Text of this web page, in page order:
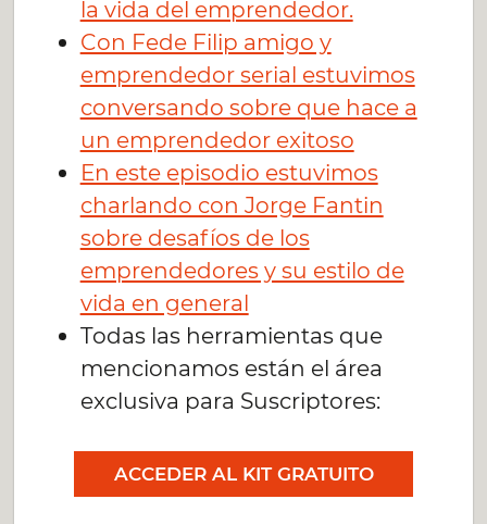
la vida del emprendedor.
Con Fede Filip amigo y
emprendedor serial estuvimos
conversando sobre que hace a
un emprendedor exitoso
En este episodio estuvimos
charlando con Jorge Fantin
sobre desafíos de los
emprendedores y su estilo de
vida en general
Todas las herramientas que
mencionamos están el área
exclusiva para Suscriptores:
ACCEDER AL KIT GRATUITO